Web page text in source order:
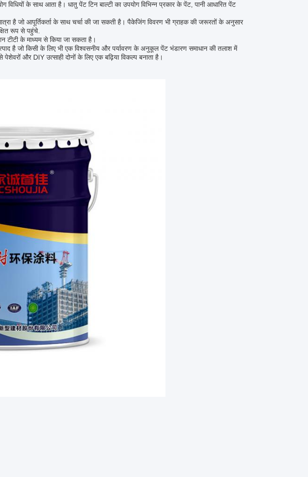
के साथ आता है। धातु पेंट टिन बाल्टी का उपयोग विभिन्न प्रकार के पेंट, पानी आधारित पेंट
है जो आपूर्तिकर्ता के साथ चर्चा की जा सकती है। पैकेजिंग विवरण भी ग्राहक की जरूरतों के अनुसार
रूप से पहुंचे.
टीटी के माध्यम से किया जा सकता है।
है जो किसी के लिए भी एक विश्वसनीय और पर्यावरण के अनुकूल पेंट भंडारण समाधान की तलाश में
और DIY उत्साही दोनों के लिए एक बढ़िया विकल्प बनाता है।